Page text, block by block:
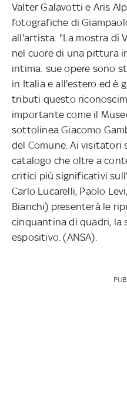
Valter Galavotti e Aris
fotografiche di
all'artista. "La mostra di
nel cuore di una pittura
intima: sue opere sono
in Italia e all'estero ed è
tributi questo
importante come il
sottolinea Giacomo
del Comune. Ai visitatori
catalogo che oltre a
critici più significativi
Carlo Lucarelli, Paolo
Bianchi) presenterà le
cinquantina di quadri, la
espositivo. (ANSA).